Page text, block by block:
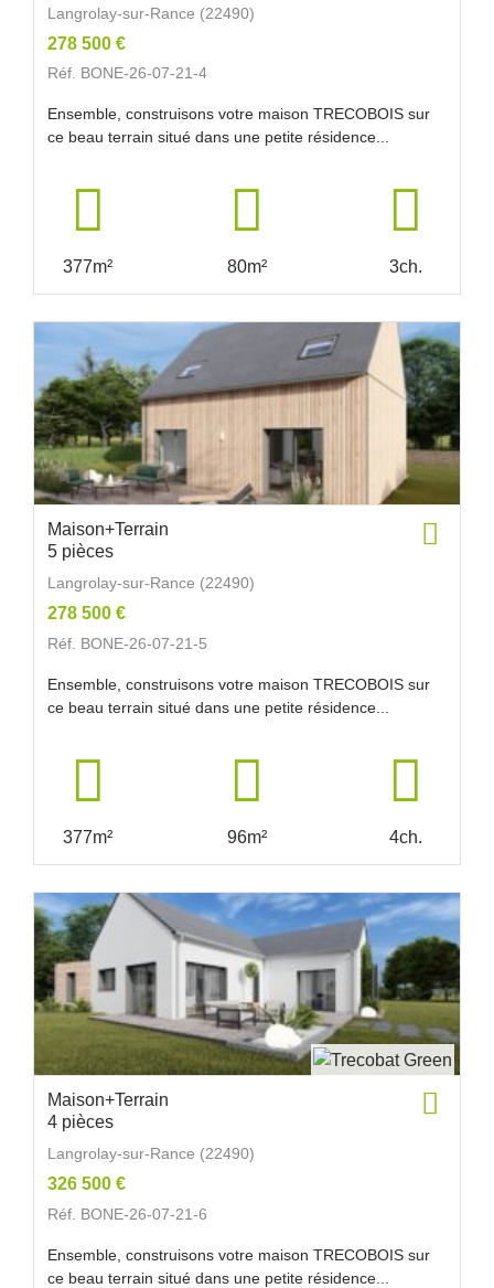
Langrolay-sur-Rance (22490)
278 500 €
Réf. BONE-26-07-21-4
Ensemble, construisons votre maison TRECOBOIS sur
ce beau terrain situé dans une petite résidence...
377m² 80m² 3ch.
Maison+Terrain
5 pièces
Langrolay-sur-Rance (22490)
278 500 €
Réf. BONE-26-07-21-5
Ensemble, construisons votre maison TRECOBOIS sur
ce beau terrain situé dans une petite résidence...
377m² 96m² 4ch.
Maison+Terrain
4 pièces
Langrolay-sur-Rance (22490)
326 500 €
Réf. BONE-26-07-21-6
Ensemble, construisons votre maison TRECOBOIS sur
ce beau terrain situé dans une petite résidence...